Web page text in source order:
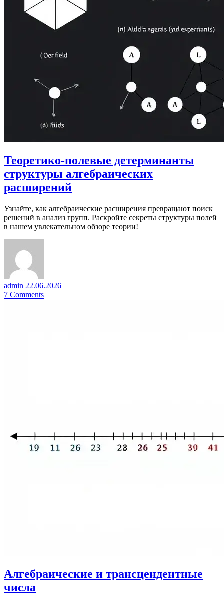
Теоретико-полевые детерминанты
структуры алгебраических
расширений
Узнайте, как алгебраические расширения превращают поиск
решений в анализ групп. Раскройте секреты структуры полей
в нашем увлекательном обзоре теории!
admin 22.06.2026
7 Comments
Алгебраические и трансцендентные
числа